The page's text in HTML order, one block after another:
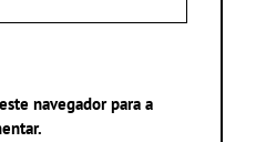
navegador para a